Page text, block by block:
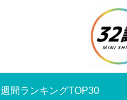
週間ランキングTOP30